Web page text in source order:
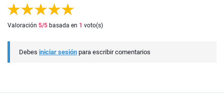
Valoración 5/5 basada en 1 voto(s)
Debes iniciar sesión para escribir comentarios